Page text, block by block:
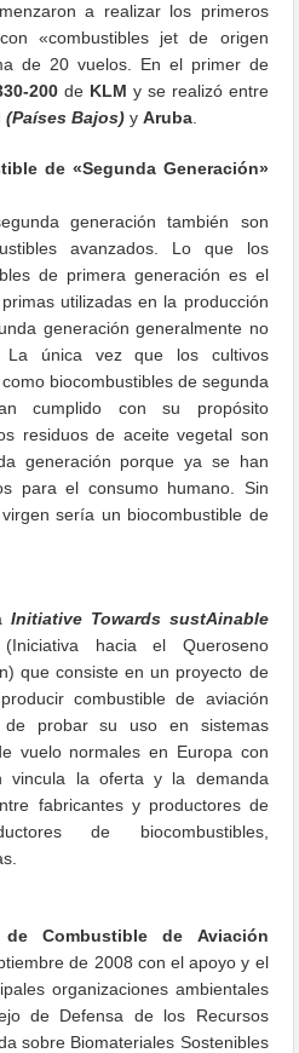
a realizar los primeros
«combustibles jet de origen
de 20 vuelos. En el primer de
200de KLM y se realizó entre
(Países Bajos) yAruba
de «Segunda Generación»
generación también son
avanzados. Lo que los
de primera generación es el
utilizadas en la producción
generación generalmente no
La única vez que los cultivos
biocombustibles de segunda
cumplido con su propósito
residuos de aceite vegetal son
generación porque ya se han
para el consumo humano. Sin
sería un biocombustible de
Initiative Towards sustAinable
(Iniciativa hacia el Queroseno
que consiste en un proyecto de
combustible de aviación
probar su uso en sistemas
vuelo normales en Europa con
vincula la oferta y la demanda
fabricantes y productores de
de biocombustibles,
Combustible de Aviación
de 2008 con el apoyo y el
organizaciones ambientales
de Defensa de los Recursos
sobre Biomateriales Sostenibles